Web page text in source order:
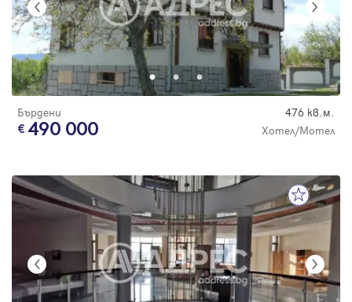
Бърдени 476 кв.м.
490 000 Хотел/Мотел